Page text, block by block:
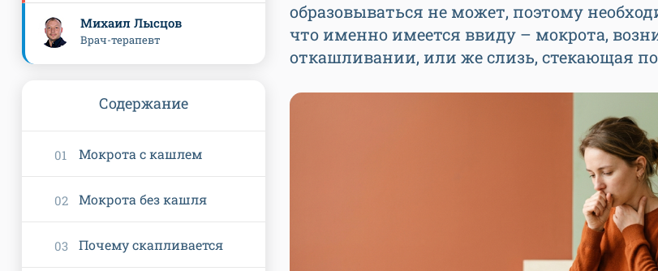
образовываться не может, поэтому
что именно имеется ввиду – мокрота,
откашливании, или же слизь, стекающая по
Михаил Лысцов
Врач-терапевт
Содержание
Мокрота с кашлем
Мокрота без кашля
Почему скапливается